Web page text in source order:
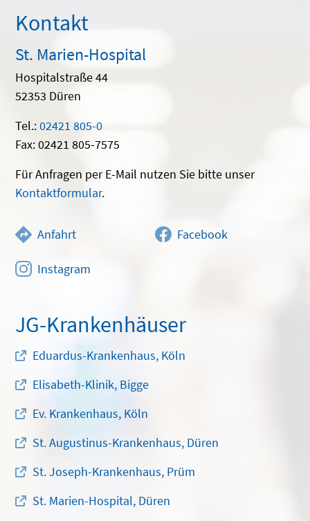
Kontakt
St. Marien-Hospital
Hospitalstraße 44
52353 Düren
Tel.:02421 805-0
Fax: 02421 805-7575
Für Anfragen per E-Mail nutzen Sie bitte unser
Kontaktformular.
Anfahrt Facebook
Instagram
JG-Krankenhäuser
Eduardus-Krankenhaus, Köln
Elisabeth-Klinik, Bigge
Ev. Krankenhaus, Köln
St. Augustinus-Krankenhaus, Düren
St. Joseph-Krankenhaus, Prüm
St. Marien-Hospital, Düren